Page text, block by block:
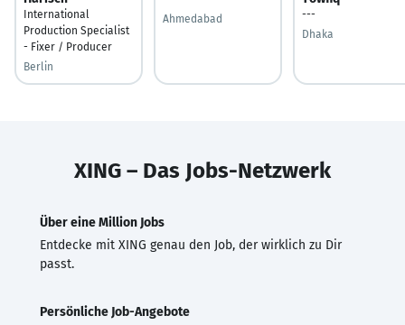
International
Production Specialist
- Fixer / Producer
Berlin
Ahmedabad
---
Dhaka
XING – Das Jobs-Netzwerk
Über eine Million Jobs
Entdecke mit XING genau den Job, der wirklich zu Dir
passt.
Persönliche Job-Angebote